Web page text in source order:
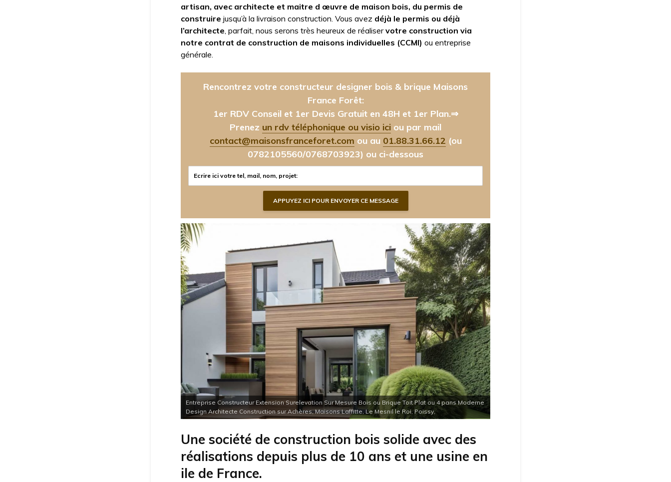
artisan, avec architecte et maitre d œuvre de maison bois, du permis de
construire jusqu’à la livraison construction. Vous avez déjà le permis ou déjà
l’architecte , parfait, nous serons très heureux de réaliservotre construction via
notre contrat de construction de maisons individuelles (CCMI) ou entreprise
générale.
Rencontrez votre constructeur designer bois & brique Maisons
France Forêt:
1er RDV Conseil et 1er Devis Gratuit en 48H et 1er Plan.⇒
Prenez un rdv téléphonique ou visio ici ou par mail
contact@maisonsfranceforet.com ou au 01.88.31.66.12 (ou
0782105560/0768703923) ou ci-dessous
Entreprise Constructeur Extension Surelevation Sur Mesure Bois ou Brique Toit Plat ou 4 pans Moderne
Design Architecte Construction sur Achères, Maisons Laffitte, Le Mesnil le Roi, Poissy,
Une société de construction bois solide avec des
réalisations depuis plus de 10 ans et une usine en
ile de France.